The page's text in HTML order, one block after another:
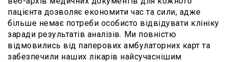
пацієнта дозволяє економити час та сили, адже
більше немає потреби особисто відвідувати клініку
заради результатів аналізів. Ми повністю
відмовились від паперових амбулаторних карт та
забезпечили наших лікарів найсучаснішим